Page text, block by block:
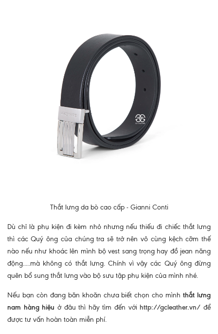
Thắt lưng da bò cao cấp - Gianni Conti
Dù chỉ là phụ kiện đi kèm nhỏ nhưng nếu thiếu đi chiếc thắt lưng
thì các Quý ông của chúng tra sẽ trở nên vô cùng kệch cỡm thế
nào nếu như khoác lên mình bộ vest sang trọng hay đồ jean năng
động.....mà không có thắt lưng. Chính vì vậy các Quý ông đừng
quên bổ sung thắt lưng vào bộ sưu tập phụ kiện của mình nhé.
Nếu bạn còn đang băn khoăn chưa biết chọn cho mìnhthắt lưng
nam hàng hiệu ở đâu thì hãy tìm đến vớihttp://gcleather.vn/ để
được tư vấn hoàn toàn miễn phí.